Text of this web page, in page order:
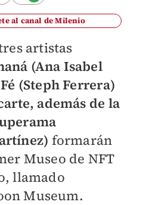
al canal de Milenio
artistas
(Ana Isabel
(Steph Ferrera)
además de la
formarán
Museo de NFT
llamado
Museum.